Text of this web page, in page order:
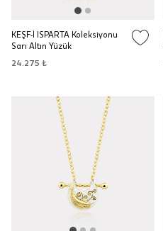
KEŞF-İ ISPARTA Koleksiyonu
Sarı Altın Yüzük
24.275 ₺